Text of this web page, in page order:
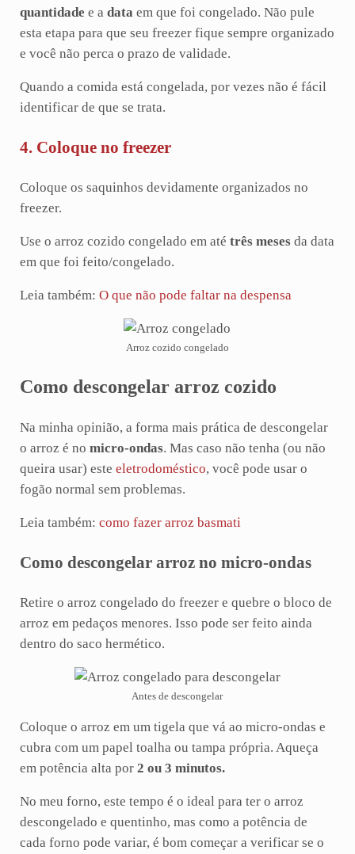
quantidade e a data em que foi congelado. Não pule
esta etapa para que seu freezer fique sempre organizado
e você não perca o prazo de validade.
Quando a comida está congelada, por vezes não é fácil
identificar de que se trata.
4. Coloque no freezer
Coloque os saquinhos devidamente organizados no
freezer.
Use o arroz cozido congelado em até três mesesda data
em que foi feito/congelado.
Leia também: O que não pode faltar na despensa
Arroz cozido congelado
Como descongelar arroz cozido
Na minha opinião, a forma mais prática de descongelar
o arroz é no micro-ondas. Mas caso não tenha (ou não
queira usar) este eletrodoméstico, você pode usar o
fogão normal sem problemas.
Leia também: como fazer arroz basmati
Como descongelar arroz no micro-ondas
Retire o arroz congelado do freezer e quebre o bloco de
arroz em pedaços menores. Isso pode ser feito ainda
dentro do saco hermético.
Antes de descongelar
Coloque o arroz em um tigela que vá ao micro-ondas e
cubra com um papel toalha ou tampa própria. Aqueça
em potência alta por2 ou 3 minutos.
No meu forno, este tempo é o ideal para ter o arroz
descongelado e quentinho, mas como a potência de
cada forno pode variar, é bom começar a verificar se o